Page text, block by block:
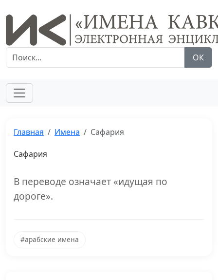
ОК
Главная Имена Сафария
Сафария
В переводе означает «идущая по
дороге».
#арабские имена